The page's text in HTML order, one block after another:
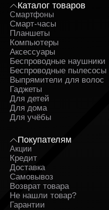
Каталог товаров
Смартфоны
Смарт-часы
Планшеты
Компьютеры
Аксессуары
Беспроводные наушники
Беспроводные пылесосы
Выпрямители для волос
Гаджеты
Для детей
Для дома
Для учёбы
Покупателям
Акции
Кредит
Доставка
Самовывоз
Возврат товара
Не нашли товар?
Гарантии